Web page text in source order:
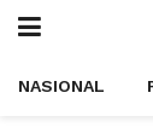
NASIONAL